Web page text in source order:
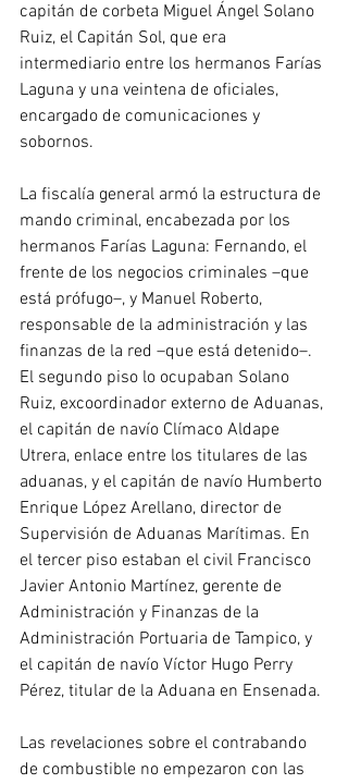
capitán de corbeta Miguel Ángel Solano
Ruiz, el Capitán Sol, que era
intermediario entre los hermanos Farías
Laguna y una veintena de oficiales,
encargado de comunicaciones y
sobornos.
La fiscalía general armó la estructura de
mando criminal, encabezada por los
hermanos Farías Laguna: Fernando, el
frente de los negocios criminales –que
está prófugo–, y Manuel Roberto,
responsable de la administración y las
finanzas de la red –que está detenido–.
El segundo piso lo ocupaban Solano
Ruiz, excoordinador externo de Aduanas,
el capitán de navío Clímaco Aldape
Utrera, enlace entre los titulares de las
aduanas, y el capitán de navío Humberto
Enrique López Arellano, director de
Supervisión de Aduanas Marítimas. En
el tercer piso estaban el civil Francisco
Javier Antonio Martínez, gerente de
Administración y Finanzas de la
Administración Portuaria de Tampico, y
el capitán de navío Víctor Hugo Perry
Pérez, titular de la Aduana en Ensenada.
Las revelaciones sobre el contrabando
de combustible no empezaron con las